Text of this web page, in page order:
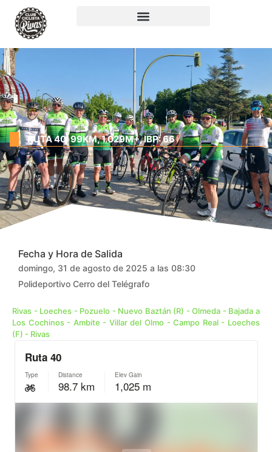
RUTA 40: 99KM, 1.029M+, IBP: 66
Fecha y Hora de Salida
domingo, 31 de agosto de 2025 a las 08:30
Polideportivo Cerro del Telégrafo
Rivas - Loeches - Pozuelo - Nuevo Baztán (R) - Olmeda - Bajada a
Los Cochinos - Ambite - Villar del Olmo - Campo Real - Loeches
(F) - Rivas